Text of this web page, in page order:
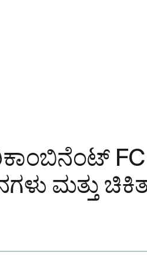
FC
ಮತ್ತು